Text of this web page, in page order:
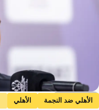
Getty Images
الأهلي ضد النجمة الأهلي